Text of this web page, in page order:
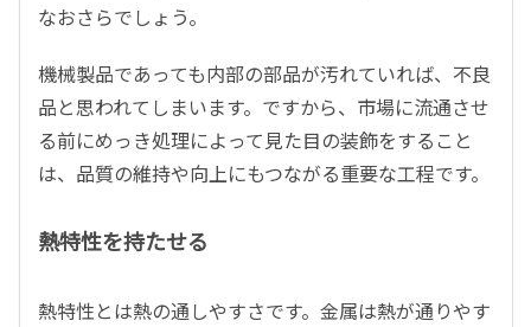
なおさらでしょう。
機械製品であっても内部の部品が汚れていれば、不良
品と思われてしまいます。ですから、市場に流通させ
る前にめっき処理によって見た目の装飾をすること
は、品質の維持や向上にもつながる重要な工程です。
熱特性を持たせる
熱特性とは熱の通しやすさです。金属は熱が通りやす